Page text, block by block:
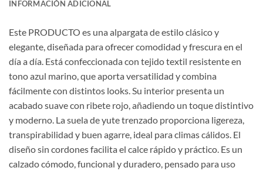
INFORMACIÓN ADICIONAL
Este PRODUCTO es una alpargata de estilo clásico y
elegante, diseñada para ofrecer comodidad y frescura en el
día a día. Está confeccionada con tejido textil resistente en
tono azul marino, que aporta versatilidad y combina
fácilmente con distintos looks. Su interior presenta un
acabado suave con ribete rojo, añadiendo un toque distintivo
y moderno. La suela de yute trenzado proporciona ligereza,
transpirabilidad y buen agarre, ideal para climas cálidos. El
diseño sin cordones facilita el calce rápido y práctico. Es un
calzado cómodo, funcional y duradero, pensado para uso